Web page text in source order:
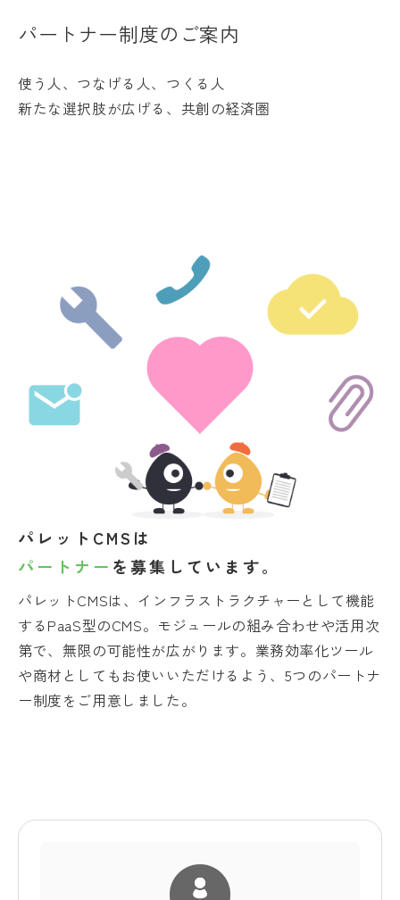
パートナー制度のご案内
使う人、つなげる人、つくる人
新たな選択肢が広げる、共創の経済圏
パレットCMSは
パートナー を募集しています。
パレットCMSは、インフラストラクチャーとして機能
するPaaS型のCMS。モジュールの組み合わせや活用次
第で、無限の可能性が広がります。業務効率化ツール
や商材としてもお使いいただけるよう、5つのパートナ
ー制度をご用意しました。